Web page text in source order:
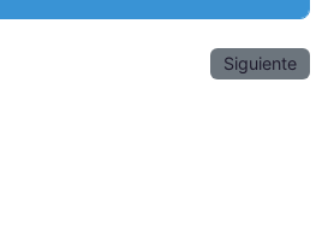
Siguiente